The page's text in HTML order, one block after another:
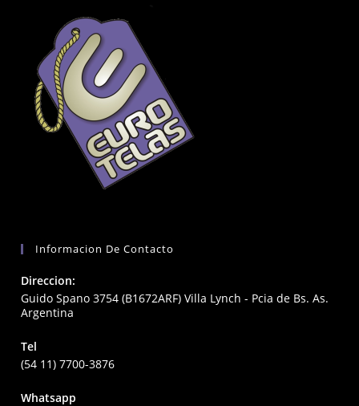
Informacion De Contacto
Direccion:
Guido Spano 3754 (B1672ARF) Villa Lynch - Pcia de Bs. As.
Argentina
Tel
(54 11) 7700-3876
Whatsapp